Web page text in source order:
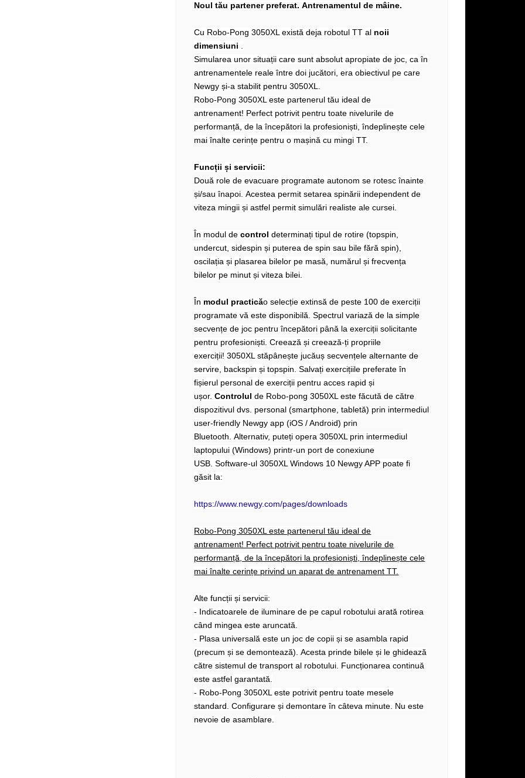
Noul tău partener preferat. Antrenamentul de mâine.
Cu Robo-Pong 3050XL există deja robotul TT al noii
dimensiuni .
Simularea unor situații care sunt absolut apropiate de joc, ca în
antrenamentele reale între doi jucători, era obiectivul pe care
Newgy și-a stabilit pentru 3050XL.
Robo-Pong 3050XL este partenerul tău ideal de
antrenament! Perfect potrivit pentru toate nivelurile de
performanță, de la începători la profesioniști, îndeplinește cele
mai înalte cerințe pentru o mașină cu mingi TT.
Funcții și servicii:
Două role de evacuare programate autonom se rotesc înainte
și/sau înapoi. Acestea permit setarea spinării independent de
viteza mingii și astfel permit simulări realiste ale cursei.
În modul decontrol determinați tipul de rotire (topspin,
undercut, sidespin și puterea de spin sau bile fără spin),
oscilația și plasarea bilelor pe masă, numărul și frecvența
bilelor pe minut și viteza bilei.
În modul practicăo selecție extinsă de peste 100 de exerciții
programate vă este disponibilă. Spectrul variază de la simple
secvențe de joc pentru începători până la exerciții solicitante
pentru profesioniști. Creează și creează-ți propriile
exerciții! 3050XL stăpânește jucăuș secvențele alternante de
servire, backspin și topspin. Salvați exercițiile preferate în
fișierul personal de exerciții pentru acces rapid și
ușor.Controlul de Robo-pong 3050XL este făcută de către
dispozitivul dvs. personal (smartphone, tabletă) prin intermediul
user-friendly Newgy app (iOS / Android) prin
Bluetooth. Alternativ, puteți opera 3050XL prin intermediul
laptopului (Windows) printr-un port de conexiune
USB. Software-ul 3050XL Windows 10 Newgy APP poate fi
găsit la:
https://www.newgy.com/pages/downloads
Robo-Pong 3050XL este partenerul tău ideal de
antrenament! Perfect potrivit pentru toate nivelurile de
performanță, de la începători la profesioniști, îndeplinește cele
mai înalte cerințe privind un aparat de antrenament TT.
Alte funcții și servicii:
- Indicatoarele de iluminare de pe capul robotului arată rotirea
când mingea este aruncată.
- Plasa universală este un joc de copii și se asambla rapid
(precum și se demontează). Acesta prinde bilele și le ghidează
către sistemul de transport al robotului. Funcționarea continuă
este astfel garantată.
- Robo-Pong 3050XL este potrivit pentru toate mesele
standard. Configurare și demontare în câteva minute. Nu este
nevoie de asamblare.